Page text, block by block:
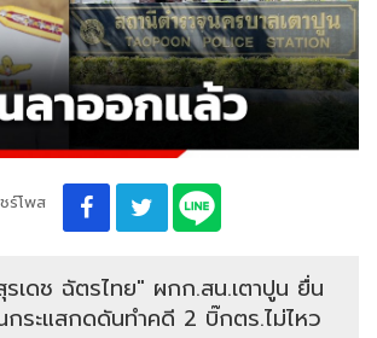
ร์โพส
เดช ฉัตรไทย" ผกก.สน.เตาปูน ยื่น
ระแสกดดันทำคดี 2 บิ๊กตร.ไม่ไหว